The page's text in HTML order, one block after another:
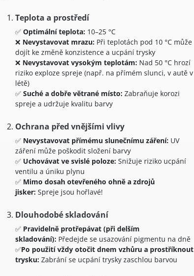
Teplota a prostředí
✅ Optimální teplota: 10–25 °C
❌ Nevystavovat mrazu: Při teplotách pod 10 °C může
dojít ke změně konzistence a ucpání trysky
❌ Nevystavovat vysokým teplotám: Nad 50 °C hrozí
riziko exploze spreje (např. na přímém slunci, v autě v
létě)
✅ Suché a dobře větrané místo: Zabraňuje korozi
spreje a udržuje kvalitu barvy
Ochrana před vnějšími vlivy
✅ Nevystavovat přímému slunečnímu záření: UV
záření může poškodit složení barvy
✅ Uchovávat ve svislé poloze: Snižuje riziko ucpání
ventilu a úniku plynu
✅ Mimo dosah otevřeného ohně a zdrojů
jisker: Spreje jsou hořlavé!
Dlouhodobé skladování
✅ Pravidelně protřepávat (při delším
skladování): Předejde se usazování pigmentu na dně
✅Po použití vždy otočit dnem vzhůru a prostříknout
trysku: Zabrání se ucpání trysky zaschlou barvou